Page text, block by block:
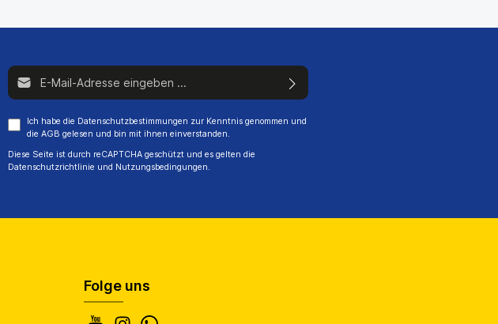
E-Mail-Adresse*
Ich habe die Datenschutzbestimmungen zur Kenntnis genommen und
die AGB gelesen und bin mit ihnen einverstanden.
Diese Seite ist durch reCAPTCHA geschützt und es gelten die
Datenschutzrichtlinie und Nutzungsbedingungen.
Folge uns